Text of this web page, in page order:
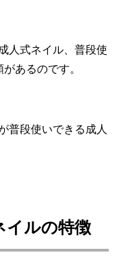
人式ネイル、普段使
あるのです。
普段使いできる成人
イルの特徴